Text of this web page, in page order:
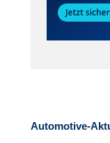
Automotive-